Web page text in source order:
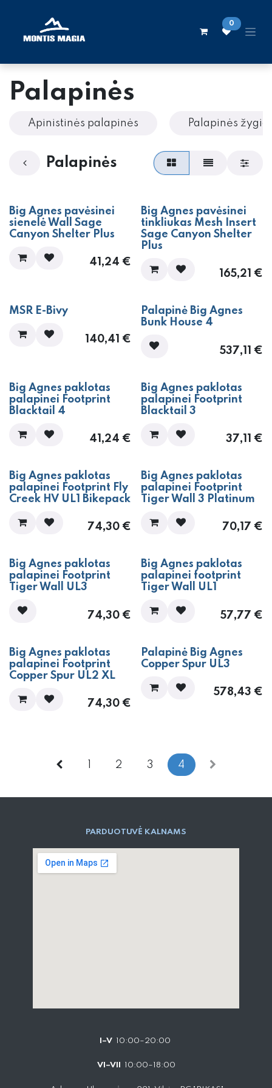
0
Palapinės
Apinistinės palapinės Palapinės
Palapinės
Big Agnes pavėsinei
sienelė Wall Sage
Canyon Shelter Plus
41,24 €
Big Agnes pavėsinei
tinkliukas Mesh Insert
Sage Canyon Shelter
Plus
165,21 €
MSR E-Bivy
140,41 €
Palapinė Big Agnes
Bunk House 4
537,11 €
Big Agnes paklotas
palapinei Footprint
Blacktail 4
41,24 €
Big Agnes paklotas
palapinei Footprint
Blacktail 3
37,11 €
Big Agnes paklotas
palapinei Footprint Fly
Creek HV UL1 Bikepack
74,30€
Big Agnes paklotas
palapinei Footprint
Tiger Wall 3 Platinum
70,17 €
Big Agnes paklotas
palapinei Footprint
Tiger Wall UL3
74,30€
Big Agnes paklotas
palapinei footprint
Tiger Wall UL1
57,77 €
Big Agnes paklotas
palapinei Footprint
Copper Spur UL2 XL
74,30€
Palapinė Big Agnes
Copper Spur UL3
578,43 €
2 3 4
PARD​UOTUVĖ​ KALNAMS
I–V 10:00–20:00
VI–VII 10:00–18:00